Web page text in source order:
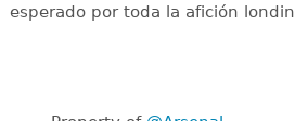
esperado por toda la afición